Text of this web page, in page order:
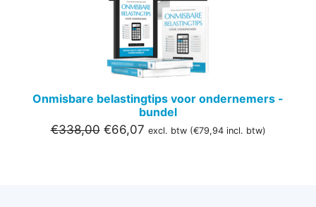
Onmisbare belastingtips voor ondernemers -
bundel
€338,00 Oorspronkelijke
€66,07Huidige
excl. btw (€79,94incl. btw)